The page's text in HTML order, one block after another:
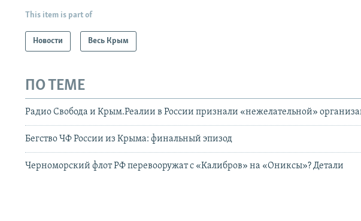
This item is part of
Новости Весь Крым
ПО ТЕМЕ
Радио Свобода и Крым.Реалии в России признали «нежелательной»
Бегство ЧФ России из Крыма: финальный эпизод
Черноморский флот РФ перевооружат с «Калибров» на «Ониксы»? Детали